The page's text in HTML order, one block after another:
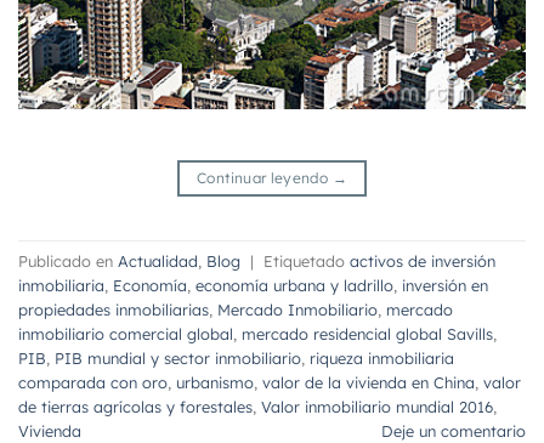
Continuar leyendo →
Publicado en Actualidad Blog | Etiquetado activos de inversión
inmobiliaria Economía economía urbana y ladrillo inversión en
propiedades inmobiliarias Mercado Inmobiliario mercado
inmobiliario comercial global mercado residencial global Savills
PIB PIB mundial y sector inmobiliario riqueza inmobiliaria
comparada con oro urbanismo valor de la vivienda en China valor
de tierras agrícolas y forestales Valor inmobiliario mundial 2016
Vivienda
Deje un comentario